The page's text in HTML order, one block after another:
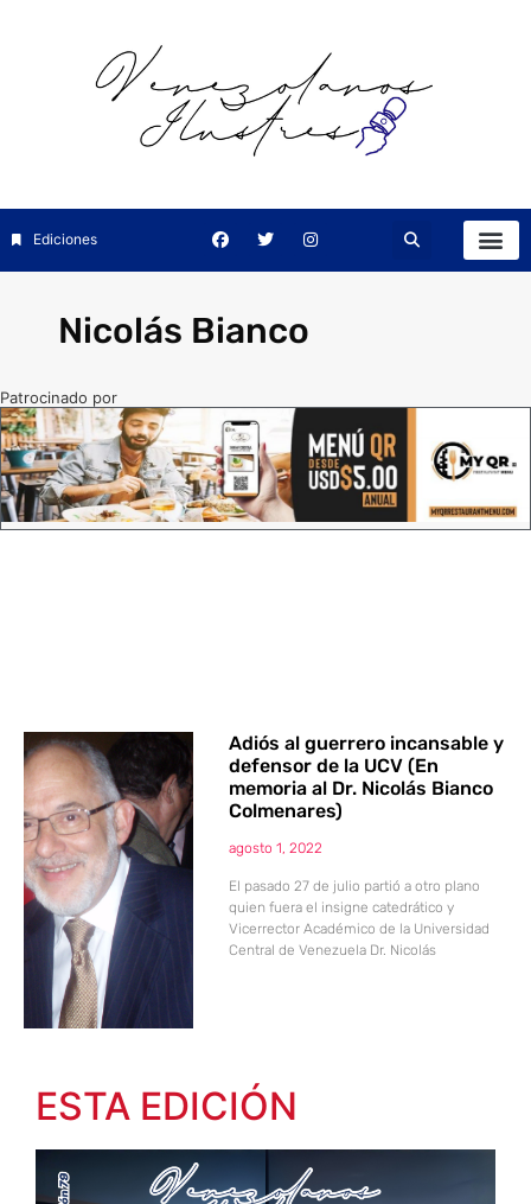
Ediciones
Nicolás Bianco
Patrocinado por
Adiós al guerrero incansable y
defensor de la UCV (En
memoria al Dr. Nicolás Bianco
Colmenares)
agosto 1, 2022
El pasado 27 de julio partió a otro plano
quien fuera el insigne catedrático y
Vicerrector Académico de la Universidad
Central de Venezuela Dr. Nicolás
ESTA EDICIÓN